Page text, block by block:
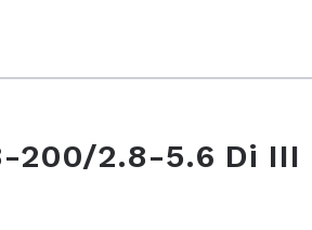
200/2.8-5.6 Di III